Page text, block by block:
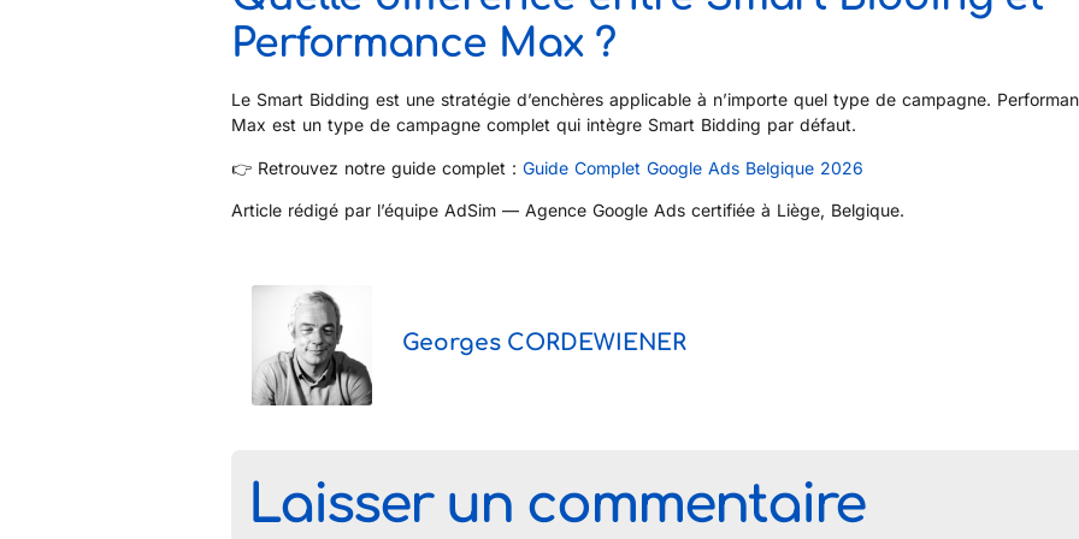
Performance Max ?
Le Smart Bidding est une stratégie d’enchères applicable à n’importe quel type de campagne.
Max est un type de campagne complet qui intègre Smart Bidding par défaut.
👉 Retrouvez notre guide complet : Guide Complet Google Ads Belgique 2026
Article rédigé par l’équipe AdSim — Agence Google Ads certifiée à Liège, Belgique.
Georges CORDEWIENER
Laisser un commentaire